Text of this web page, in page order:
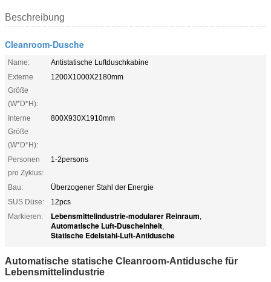
Beschreibung
Cleanroom-Dusche
Name:
Antistatische Luftduschkabine
Externe
Größe
(W*D*H):
1200X1000X2180mm
Interne
Größe
(W*D*H):
800X930X1910mm
Personen
pro Zyklus:
1-2persons
Bau:
Überzogener Stahl der Energie
SUS Düse:
12pcs
Markieren:
Lebensmittelindustrie-modularer Reinraum,
Automatische Luft-Duscheinheit,
Statische Edelstahl-Luft-Antidusche
Automatische statische Cleanroom-Antidusche für
Lebensmittelindustrie